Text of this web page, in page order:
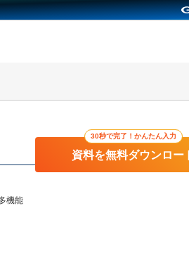
機能
30秒で完了！かんたん入力
資料を無料ダウンロー